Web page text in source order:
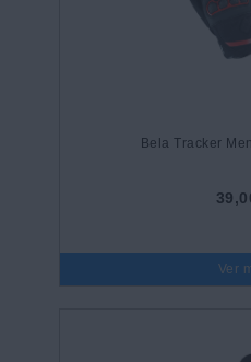
Bela Tracker
Ver